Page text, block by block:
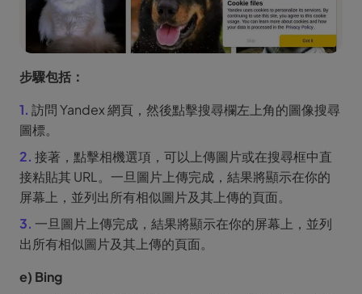
步驟包括：
1. 訪問 Yandex 網頁，然後點擊搜尋欄左上角的圖像搜尋
圖標。
2. 接著，點擊相機選項，可以上傳圖片或在搜尋框中直
接粘貼其 URL。一旦圖片上傳完成，結果將顯示在你的
屏幕上，並列出所有相似圖片及其上傳的頁面。
3. 一旦圖片上傳完成，結果將顯示在你的屏幕上，並列
出所有相似圖片及其上傳的頁面。
e) Bing